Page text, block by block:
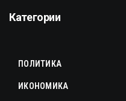
Категории
ПОЛИТИКА
ИКОНОМИКА